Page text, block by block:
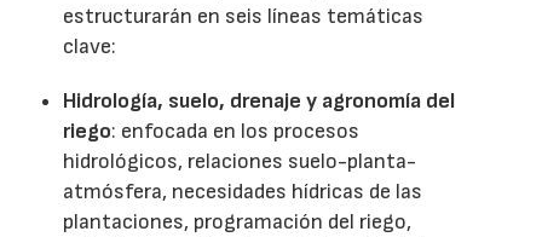
estructurarán en seis líneas temáticas
clave:
Hidrología, suelo, drenaje y agronomía del
riego: enfocada en los procesos
hidrológicos, relaciones suelo-planta-
atmósfera, necesidades hídricas de las
plantaciones, programación del riego,